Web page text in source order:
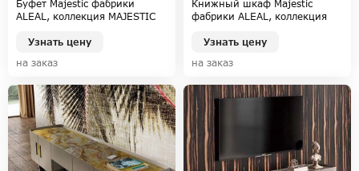
Буфет Majestic фабрики
ALEAL, коллекция MAJESTIC
Узнать цену
на заказ
Книжный шкаф Majestic
фабрики ALEAL, коллекция
Узнать цену
на заказ